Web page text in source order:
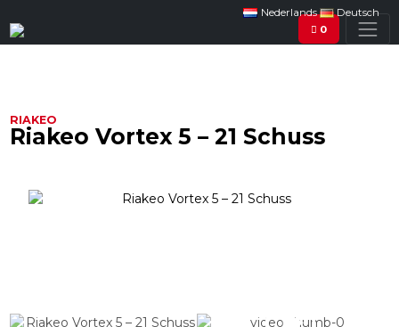
Nederlands
Deutsch
0
RIAKEO
Riakeo Vortex 5 – 21 Schuss